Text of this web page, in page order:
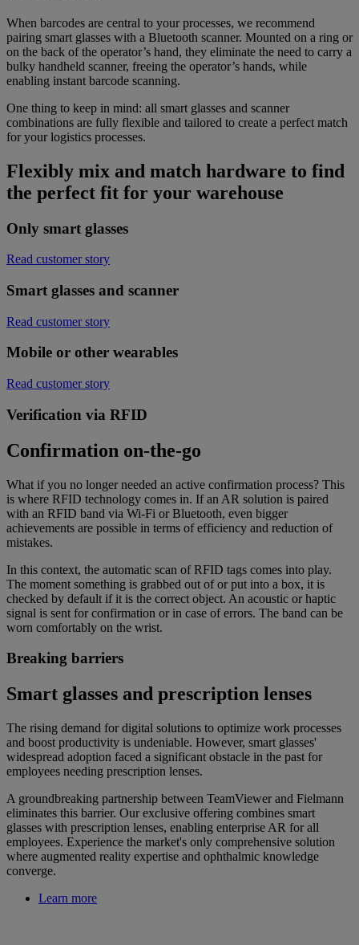
When barcodes are central to your processes, we recommend
pairing smart glasses with a Bluetooth scanner. Mounted on a ring or
on the back of the operator’s hand, they eliminate the need to carry a
bulky handheld scanner, freeing the operator’s hands, while
enabling instant barcode scanning.
One thing to keep in mind: all smart glasses and scanner
combinations are fully flexible and tailored to create a perfect match
for your logistics processes.
Flexibly mix and match hardware to find
the perfect fit for your warehouse
Only smart glasses
Read customer story
Smart glasses and scanner
Read customer story
Mobile or other wearables
Read customer story
Verification via RFID
Confirmation on-the-go
What if you no longer needed an active confirmation process? This
is where RFID technology comes in. If an AR solution is paired
with an RFID band via Wi-Fi or Bluetooth, even bigger
achievements are possible in terms of efficiency and reduction of
mistakes.
In this context, the automatic scan of RFID tags comes into play.
The moment something is grabbed out of or put into a box, it is
checked by default if it is the correct object. An acoustic or haptic
signal is sent for confirmation or in case of errors. The band can be
worn comfortably on the wrist.
Breaking barriers
Smart glasses and prescription lenses
The rising demand for digital solutions to optimize work processes
and boost productivity is undeniable. However, smart glasses'
widespread adoption faced a significant obstacle in the past for
employees needing prescription lenses.
A groundbreaking partnership between TeamViewer and Fielmann
eliminates this barrier. Our exclusive offering combines smart
glasses with prescription lenses, enabling enterprise AR for all
employees. Experience the market's only comprehensive solution
where augmented reality expertise and ophthalmic knowledge
converge.
Learn more